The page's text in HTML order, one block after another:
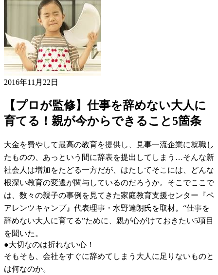
2016年11月22日
【プロが監修】仕事を辞めない大人に
育てる！親が今からできること5箇条
大金を費やして最高の教育を提供し、見事一流企業に就職し
たものの、あっという間に辞表を提出してしまう…そんな新
社会人は増加をたどる一方だが、はたしてそこには、どんな
根深い教育の変遷が関与しているのだろうか。そこでここで
は、数々の親子の事例を見てきた家庭教育支援センター『ペ
アレンツキャンプ』代表理事・水野達朗氏を取材。“仕事を
辞めない大人に育てる”ために、親が心がけておきたい5項目
を聞いた。
●大切なのは折れない心！
そもそも、会社をすぐに辞めてしまう大人に足りないものと
は何なのか。